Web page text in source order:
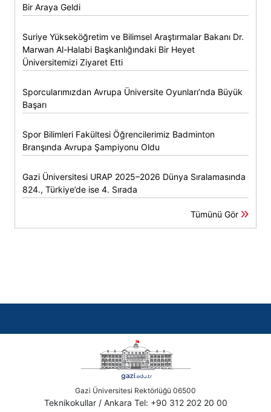
Bir Araya Geldi
Suriye Yükseköğretim ve Bilimsel Araştırmalar Bakanı Dr.
Marwan Al-Halabi Başkanlığındaki Bir Heyet
Üniversitemizi Ziyaret Etti
Sporcularımızdan Avrupa Üniversite Oyunları’nda Büyük
Başarı
Spor Bilimleri Fakültesi Öğrencilerimiz Badminton
Branşında Avrupa Şampiyonu Oldu
Gazi Üniversitesi URAP 2025–2026 Dünya Sıralamasında
824., Türkiye’de ise 4. Sırada
Tümünü Gör
Gazi Üniversitesi Rektörlüğü 06500
Teknikokullar / Ankara Tel: +90 312 202 20 00